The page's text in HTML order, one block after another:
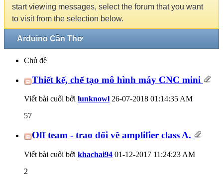
start viewing messages, select the forum that you want
to visit from the selection below.
Arduino Cần Thơ
Chủ đề
Thiết kế, chế tạo mô hình máy CNC mini
Viết bài cuối bởi lunknowl 26-07-2018 01:14:35 AM
57
Off team - trao đổi về amplifier class A.
Viết bài cuối bởi khachai94 01-12-2017 11:24:23 AM
2